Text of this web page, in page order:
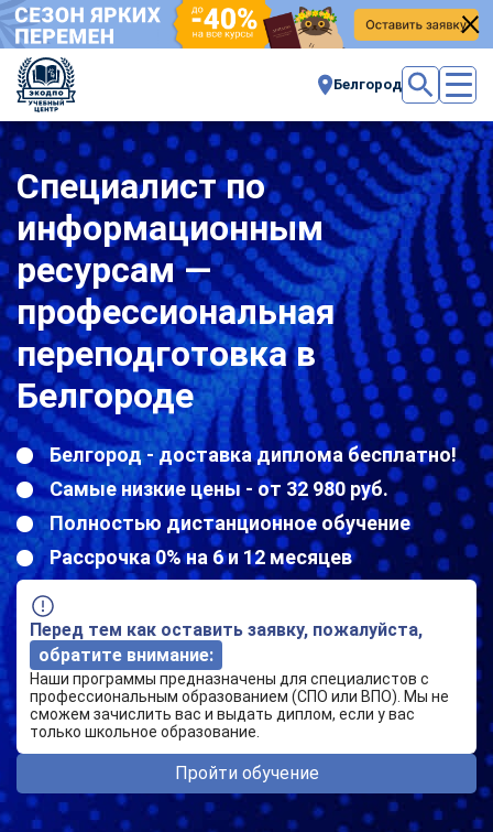
Белгород
Специалист по
информационным
ресурсам —
профессиональная
переподготовка в
Белгороде
Белгород - доставка диплома бесплатно!
Самые низкие цены - от 32 980 руб.
Полностью дистанционное обучение
Рассрочка 0% на 6 и 12 месяцев
Перед тем как оставить заявку, пожалуйста,
обратите внимание:
Наши программы предназначены для специалистов с
профессиональным образованием (СПО или ВПО). Мы не
сможем зачислить вас и выдать диплом, если у вас
только школьное образование.
Пройти обучение